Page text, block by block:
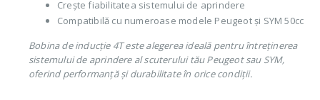
Crește fiabilitatea sistemului de aprindere
Compatibilă cu numeroase modele Peugeot și SYM 50cc
Bobina de inducție 4T este alegerea ideală pentru întreținerea
sistemului de aprindere al scuterului tău Peugeot sau SYM,
oferind performanță și durabilitate în orice condiții.